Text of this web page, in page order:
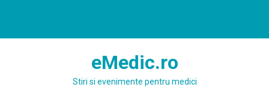
eMedic.ro
Stiri si evenimente pentru medici